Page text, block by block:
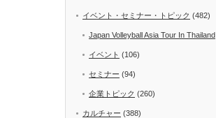
イベント・セミナー・トピック (482)
Japan Volleyball Asia Tour In Thailand
イベント (106)
セミナー (94)
企業トピック (260)
カルチャー (388)